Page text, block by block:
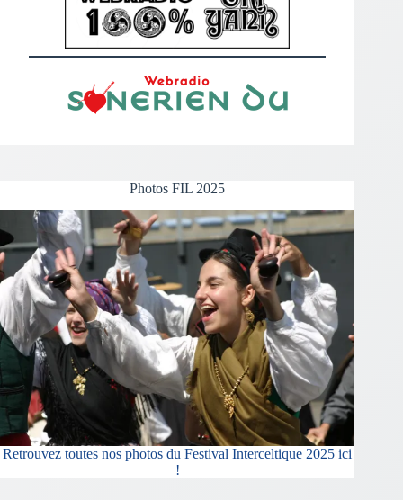
Photos FIL 2025
Retrouvez toutes nos photos du Festival Interceltique 2025 ici
!